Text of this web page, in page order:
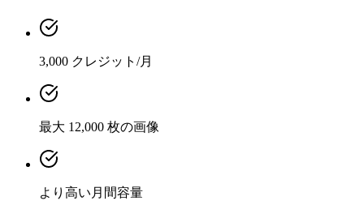
3,000 クレジット/月
最大 12,000 枚の画像
より高い月間容量